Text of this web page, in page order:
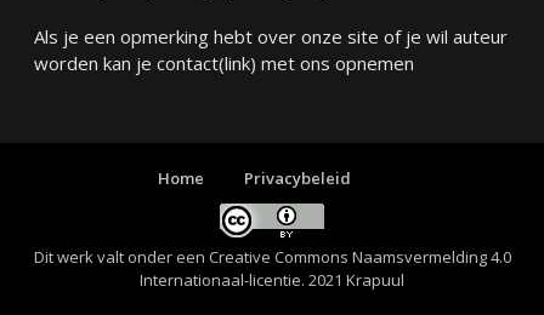
Als je een opmerking hebt over onze site of je wil auteur
worden kan je contact(link) met ons opnemen
Home Privacybeleid
Dit werk valt onder een Creative Commons Naamsvermelding 4.0
Internationaal-licentie. 2021 Krapuul